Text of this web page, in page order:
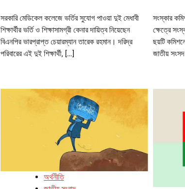
সরকারি মেডিকেল কলেজে ভর্তির সুযোগ পাওয়া দুই মেধাবী
শিক্ষার্থীর ভর্তি ও শিক্ষাসামগ্রী কেনার দায়িত্ব নিয়েছেন
বিএনপির ভারপ্রাপ্ত চেয়ারম্যান তারেক রহমান। দরিদ্র
পরিবারের এই দুই শিক্ষার্থী, […]
সংস্কার
ক্ষেত্রে
ছয়টি
জাতীয়
অর্থনীতি